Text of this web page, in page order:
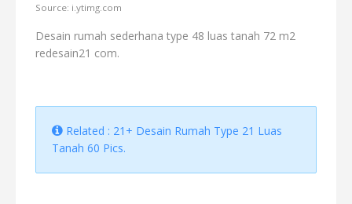
Source: i.ytimg.com
Desain rumah sederhana type 48 luas tanah 72 m2
redesain21 com.
Related : 21+ Desain Rumah Type 21 Luas
Tanah 60 Pics.